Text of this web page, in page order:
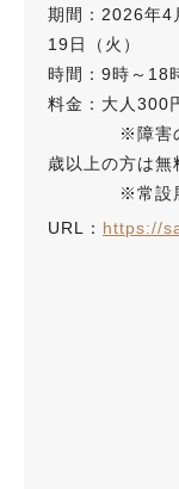
期間：2026年
19日（火）
時間：9時～18
料金：大人300
※障害のあ
歳以上の方は無
※常設展観
URL： https://